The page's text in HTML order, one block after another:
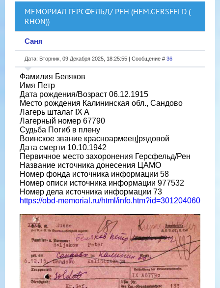
МЕМОРИАЛ ГЕРСФЕЛЬД/ РЕН (НЕМ.GERSFELD (
RHÖN))
Саня
Дата: Вторник, 09 Декабря 2025, 18:25:55 | Сообщение # 36
Фамилия Беляков
Имя Петр
Дата рождения/Возраст 06.12.1915
Место рождения Калининская обл., Сандово
Лагерь шталаг IX A
Лагерный номер 67790
Судьба Погиб в плену
Воинское звание красноармеец|рядовой
Дата смерти 10.10.1942
Первичное место захоронения Герсфельд/Рен
Название источника донесения ЦАМО
Номер фонда источника информации 58
Номер описи источника информации 977532
Номер дела источника информации 73
https://obd-memorial.ru/html/info.htm?id=301204060